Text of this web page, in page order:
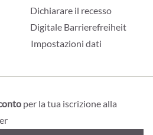
Dichiarare il recesso
Digitale Barrierefreiheit
Impostazioni dati
per la tua iscrizione alla